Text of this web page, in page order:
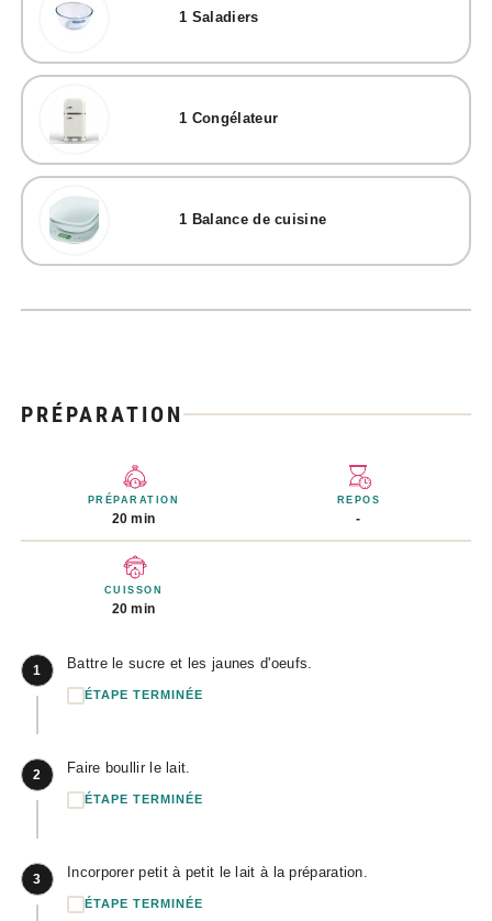
1 Saladiers
1 Congélateur
1 Balance de cuisine
PRÉPARATION
PRÉPARATION
20 min
REPOS
-
CUISSON
20 min
1 Battre le sucre et les jaunes d'oeufs.
ÉTAPE TERMINÉE
2 Faire boullir le lait.
ÉTAPE TERMINÉE
3 Incorporer petit à petit le lait à la préparation.
ÉTAPE TERMINÉE